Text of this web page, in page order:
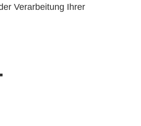
Verarbeitung Ihrer